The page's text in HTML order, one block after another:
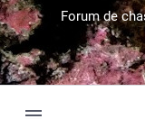
Forum de